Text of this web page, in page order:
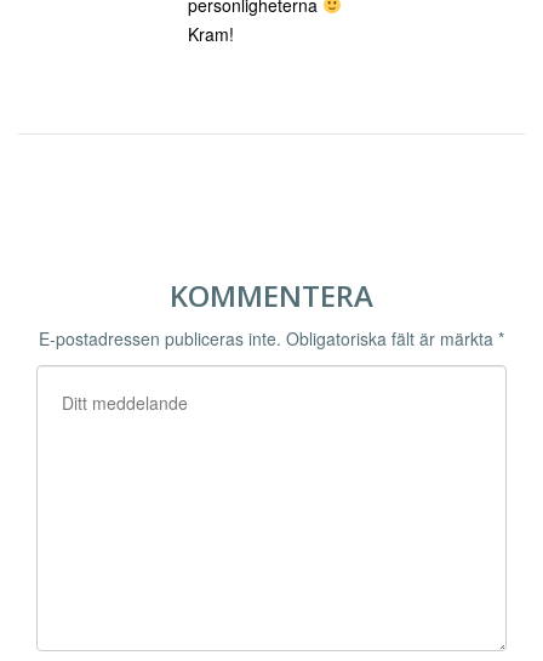
personligheterna
Kram!
KOMMENTERA
E-postadressen publiceras inte. Obligatoriska fält är märkta *